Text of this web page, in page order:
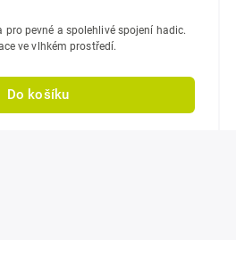
Do košíku
pevné a spolehlivé spojení hadic.
ve vlhkém prostředí.